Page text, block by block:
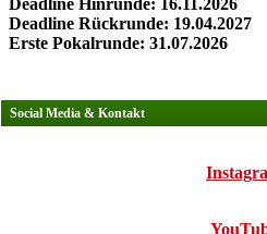
Deadline Hinrunde: 16.11.2026
Deadline Rückrunde: 19.04.2027
Erste Pokalrunde: 31.07.2026
Social Media & Kontakt